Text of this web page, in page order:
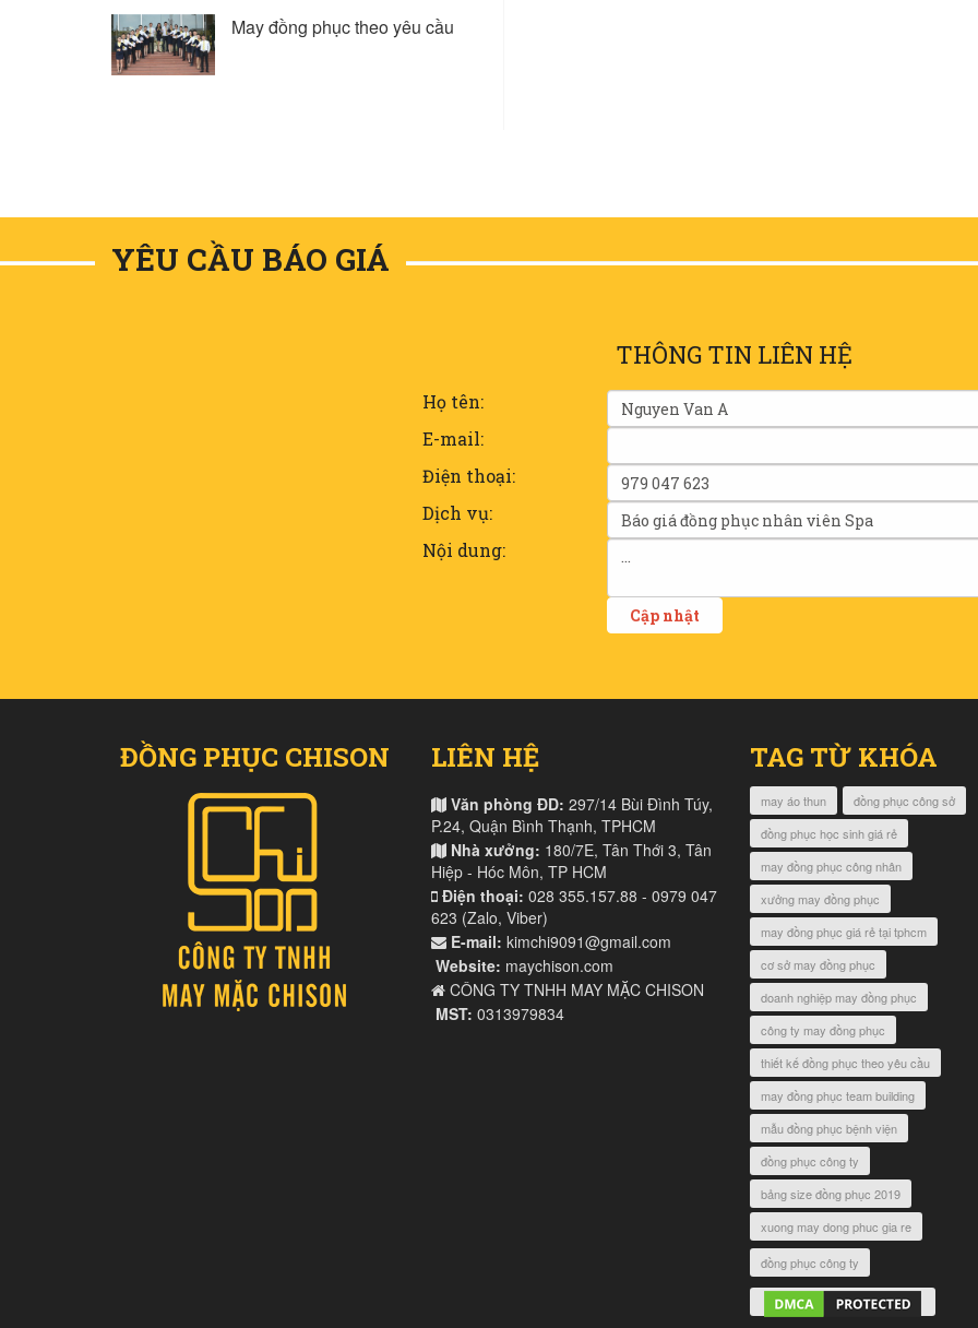
May đồng phục theo yêu cầu
YÊU CẦU BÁO GIÁ
THÔNG TIN LIÊN HỆ
Họ tên:
E-mail:
Điện thoại:
Dịch vụ:
Nội dung:
ĐỒNG PHỤC CHISON LIÊN HỆ
Văn phòng ĐD: 297/14 Bùi Đình Túy,
P.24, Quận Bình Thạnh, TPHCM
Nhà xưởng: 180/7E, Tân Thới 3, Tân
Hiệp - Hóc Môn, TP HCM
Điện thoại: 028 355.157.88 - 0979 047
623 (Zalo, Viber)
E-mail: kimchi9091@gmail.com
Website: maychison.com
CÔNG TY TNHH MAY MẶC CHISON
MST: 0313979834
TAG TỪ KHÓA
may áo thun
đồng phục công sở
đồng phục học sinh giá rẻ
may đồng phục công nhân
xưởng may đồng phục
may đồng phục giá rẻ tại tphcm
cơ sở may đồng phục
doanh nghiệp may đồng phục
công ty may đồng phục
thiết kế đồng phục theo yêu cầu
may đồng phục team building
mẫu đồng phục bệnh viện
đồng phục công ty
bảng size đồng phục 2019
xuong may dong phuc gia re
đồng phục công ty